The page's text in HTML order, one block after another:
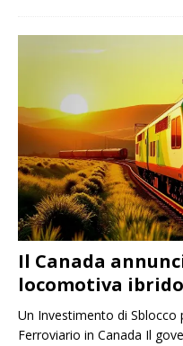
Il Canada
locomotiva
Un Investimento di
Ferroviario in Canada Il